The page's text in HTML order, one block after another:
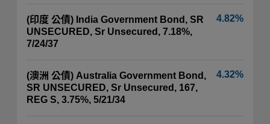
(印度 公債) India Government Bond, SR
UNSECURED, Sr Unsecured, 7.18%,
7/24/37
4.82%
(澳洲 公債) Australia Government Bond,
SR UNSECURED, Sr Unsecured, 167,
REG S, 3.75%, 5/21/34
4.32%